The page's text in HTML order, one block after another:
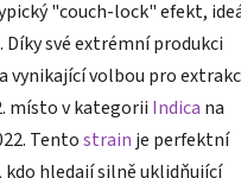
"couch-lock" efekt,
Díky své extrémní produkci
vynikající volbou pro
místo v kategorii Indica na
Tentostrain je perfektní
kdo hledají silně uklidňující